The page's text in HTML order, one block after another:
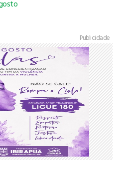
Publicidade